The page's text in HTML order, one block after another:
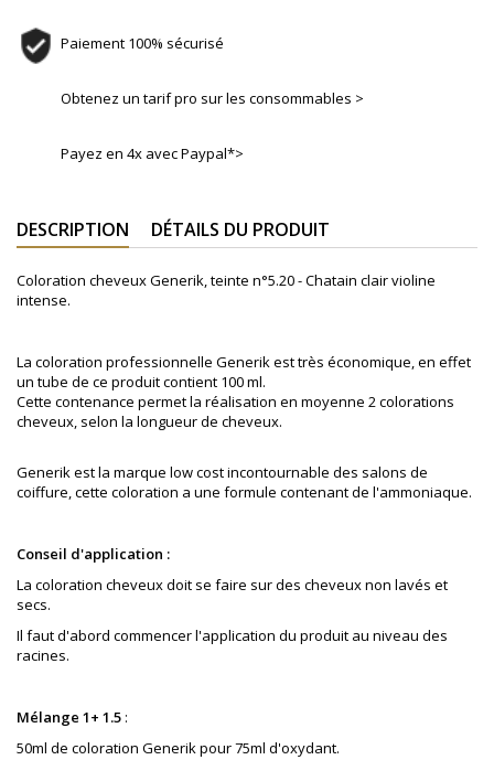
Paiement 100% sécurisé
Obtenez un tarif pro sur les consommables >
Payez en 4x avec Paypal*>
DESCRIPTION DÉTAILS DU PRODUIT
Coloration cheveux Generik, teinte n°5.20 - Chatain clair violine
intense.
La coloration professionnelle Generik est très économique, en effet
un tube de ce produit contient 100 ml.
Cette contenance permet la réalisation en moyenne 2 colorations
cheveux, selon la longueur de cheveux.
Generik est la marque low cost incontournable des salons de
coiffure, cette coloration a une formule contenant de l'ammoniaque.
Conseil d'application :
La coloration cheveux doit se faire sur des cheveux non lavés et
secs.
Il faut d'abord commencer l'application du produit au niveau des
racines.
Mélange 1+ 1.5 :
50ml de coloration Generik pour 75ml d'oxydant.